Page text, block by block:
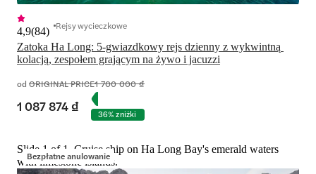
Zatoka Ha Long: 5-gwiazdkowy rejs dzienny z wykwintną
kolacją, zespołem grającym na żywo i jacuzzi
4,9(84) Rejsy wycieczkowe
od ORIGINAL PRICE1 700 000 ₫
1 087 874 ₫ 36% zniżki
Bezpłatne anulowanie
Slide 1 of 1, Cruise ship on Ha Long Bay's emerald waters
with limestone islands.